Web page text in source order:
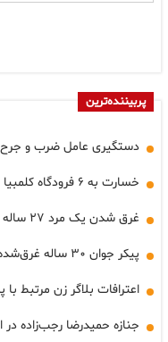
پربیننده‌ترین
دستگیری عامل ضرب و جرح
خسارت به ۶ فرودگاه کلمبیا در پی وقوع زلزله بسیار شدید
غرق شدن یک مرد ۲۷ ساله در سفیدرود
پیکر جوان ۳۰ ساله غرق‌شده در رودخانه ارس پیدا شد
اعترافات بلاگر زن مرتبط
جنازه حمیدرضا رجب‌زاده